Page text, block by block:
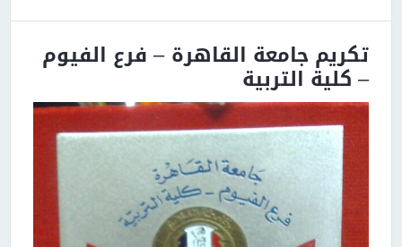
تكريم جامعة القاهرة – فرع الفيوم
– كلية التربية